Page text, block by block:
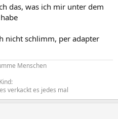
das, was ich mir unter dem
nicht schlimm, per adapter
Menschen
verkackt es jedes mal